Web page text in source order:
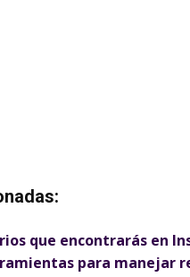
que encontrarás en
para manejar